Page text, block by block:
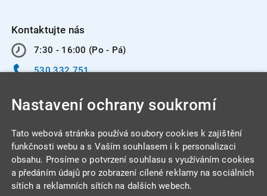
Kontaktujte nás
7:30 - 16:00 (Po - Pá)
530 332 751
INTEGRA CENTRUM s.r.o.
Jabloňová 662/7
Nastavení ochrany soukromí
Tato webová stránka používá soubory cookies k zajištění
funkčnosti webu a s Vaším souhlasem i k personalizaci
obsahu. Prosíme o potvrzení souhlasu s využíváním cookies
a předáním údajů pro zobrazení cílené reklamy na sociálních
sítích a reklamních sítích na dalších webech.